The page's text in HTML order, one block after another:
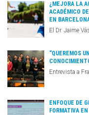
¿MEJORA LA
ACADÉMICO
EN
El Dr. Jaime
“QUEREMOS
Entrevista a
ENFOQUE DE
FORMATIVA